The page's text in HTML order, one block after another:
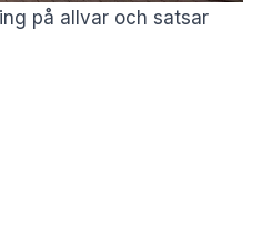
på allvar och satsar